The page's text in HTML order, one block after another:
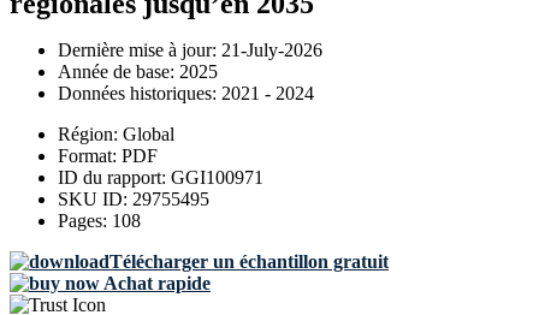
Dernière mise à jour: 21-July-2026
Année de base: 2025
Données historiques: 2021 - 2024
Région: Global
Format: PDF
ID du rapport: GGI100971
SKU ID: 29755495
Pages: 108
Télécharger un échantillon gratuit
Achat rapide